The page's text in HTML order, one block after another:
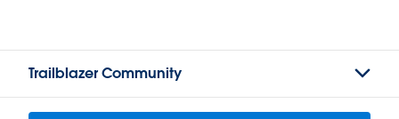
Trailblazer Community